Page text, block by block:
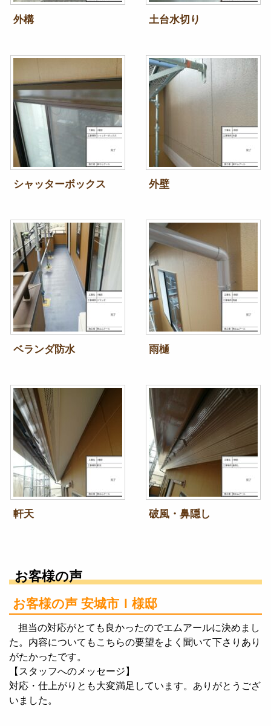
外構 土台水切り
シャッターボックス 外壁
ベランダ防水 雨樋
軒天 破風・鼻隠し
お客様の声
お客様の声 安城市Ｉ様邸
担当の対応がとても良かったのでエムアールに決めまし
た。内容についてもこちらの要望をよく聞いて下さりあり
がたかったです。
【スタッフへのメッセージ】
対応・仕上がりとも大変満足しています。ありがとうござ
いました。